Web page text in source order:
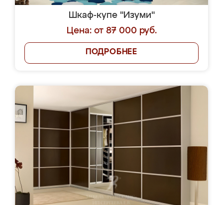
Шкаф-купе "Изуми"
Цена: от 87 000 руб.
ПОДРОБНЕЕ